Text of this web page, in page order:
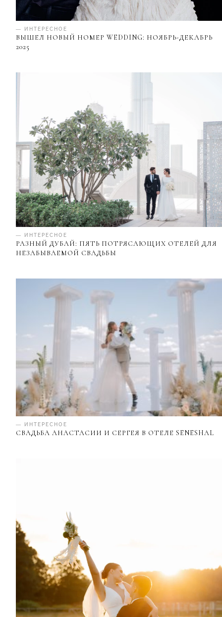
— ИНТЕРЕСНОЕ
ВЫШЕЛ НОВЫЙ НОМЕР WEDDING: НОЯБРЬ-ДЕКАБРЬ
2025
— ИНТЕРЕСНОЕ
РАЗНЫЙ ДУБАЙ: ПЯТЬ ПОТРЯСАЮЩИХ ОТЕЛЕЙ ДЛЯ
НЕЗАБЫВАЕМОЙ СВАДЬБЫ
— ИНТЕРЕСНОЕ
СВАДЬБА АНАСТАСИИ И СЕРГЕЯ В ОТЕЛЕ SENESHAL